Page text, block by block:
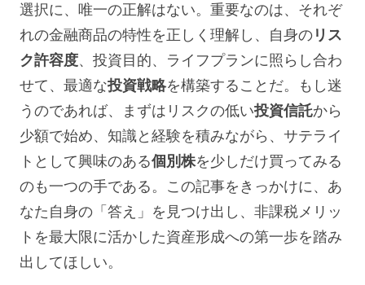
選択に、唯一の正解はない。重要なのは、それぞ
れの金融商品の特性を正しく理解し、自身の リス
ク許容度、投資目的、ライフプランに照らし合わ
せて、最適な投資戦略を構築することだ。もし迷
うのであれば、まずはリスクの低い投資信託から
少額で始め、知識と経験を積みながら、サテライ
トとして興味のある個別株を少しだけ買ってみる
のも一つの手である。この記事をきっかけに、あ
なた自身の「答え」を見つけ出し、非課税メリッ
トを最大限に活かした資産形成への第一歩を踏み
出してほしい。